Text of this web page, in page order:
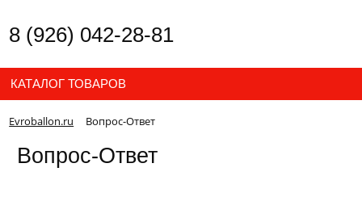
8 (926) 042-28-81
КАТАЛОГ ТОВАРОВ
Evroballon.ru Вопрос-Ответ
Вопрос-Ответ